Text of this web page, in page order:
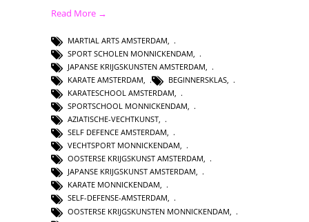
Read More →
MARTIAL ARTS AMSTERDAM
SPORT SCHOLEN MONNICKENDAM
JAPANSE KRIJGSKUNSTEN AMSTERDAM
KARATE AMSTERDAM
BEGINNERSKLAS
KARATESCHOOL AMSTERDAM
SPORTSCHOOL MONNICKENDAM,
AZIATISCHE-VECHTKUNST,
SELF DEFENCE AMSTERDAM,
VECHTSPORT MONNICKENDAM,
OOSTERSE KRIJGSKUNST AMSTERDAM,
JAPANSE KRIJGSKUNST AMSTERDAM,
KARATE MONNICKENDAM,
SELF-DEFENSE-AMSTERDAM,
OOSTERSE KRIJGSKUNSTEN MONNICKENDAM